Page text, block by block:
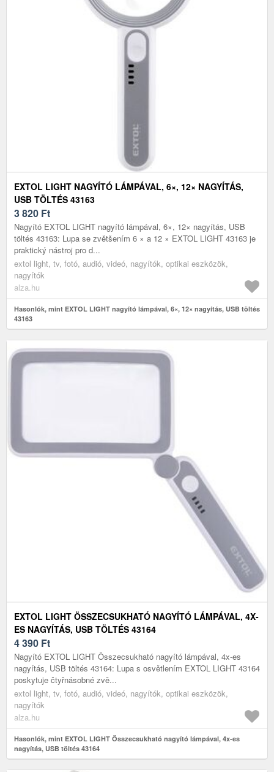
EXTOL LIGHT NAGYÍTÓ LÁMPÁVAL, 6×, 12× NAGYÍTÁS,
USB TÖLTÉS 43163
3 820 Ft
Nagyító EXTOL LIGHT nagyító lámpával, 6×, 12× nagyítás, USB
töltés 43163: Lupa se zvětšením 6 × a 12 × EXTOL LIGHT 43163 je
praktický nástroj pro d...
extol light, tv, fotó, audió, videó, nagyítók, optikai eszközök,
nagyítók
alza.hu
Hasonlók, mint EXTOL LIGHT nagyító lámpával, 6×, 12× nagyítás, USB töltés
43163
EXTOL LIGHT ÖSSZECSUKHATÓ NAGYÍTÓ LÁMPÁVAL, 4X-
ES NAGYÍTÁS, USB TÖLTÉS 43164
4 390 Ft
Nagyító EXTOL LIGHT Összecsukható nagyító lámpával, 4x-es
nagyítás, USB töltés 43164: Lupa s osvětlením EXTOL LIGHT 43164
poskytuje čtyřnásobné zvě...
extol light, tv, fotó, audió, videó, nagyítók, optikai eszközök,
nagyítók
alza.hu
Hasonlók, mint EXTOL LIGHT Összecsukható nagyító lámpával, 4x-es
nagyítás, USB töltés 43164